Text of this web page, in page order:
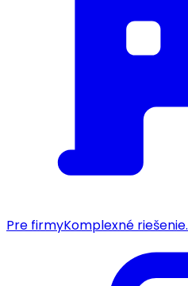
Pre firmyKomplexné riešenie.